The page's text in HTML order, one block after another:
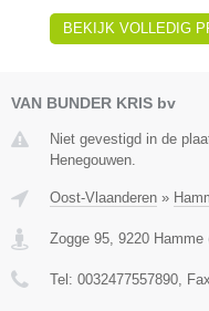
BEKIJK VOLLEDIG
VAN BUNDER KRIS bv
Niet gevestigd in de
Henegouwen.
Oost-Vlaanderen »
Zogge 95, 9220 Hamme
Tel: 0032477557890,